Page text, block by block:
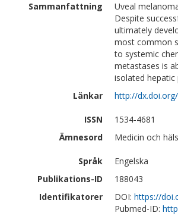
Sammanfattning
Uveal
Despite
ultimately
most common
to systemic
metastases is
isolated
Länkar
http://
ISSN
1534-4681
Ämnesord
Medicin och
Språk
Engelska
Publikations-ID
188043
Identifikatorer
DOI: https://
Pubmed-ID: